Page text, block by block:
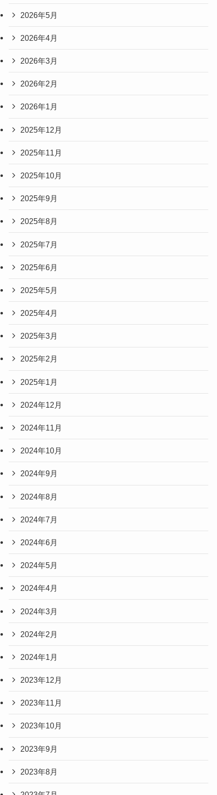
2026年5月
2026年4月
2026年3月
2026年2月
2026年1月
2025年12月
2025年11月
2025年10月
2025年9月
2025年8月
2025年7月
2025年6月
2025年5月
2025年4月
2025年3月
2025年2月
2025年1月
2024年12月
2024年11月
2024年10月
2024年9月
2024年8月
2024年7月
2024年6月
2024年5月
2024年4月
2024年3月
2024年2月
2024年1月
2023年12月
2023年11月
2023年10月
2023年9月
2023年8月